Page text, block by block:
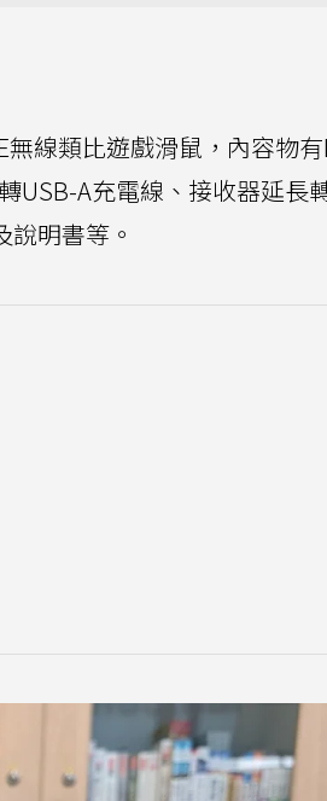
無線類比遊戲滑鼠，內容物有
USB-A充電線、接收器延長
說明書等。